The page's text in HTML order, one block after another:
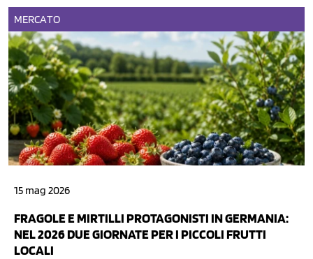
MERCATO
15 mag 2026
FRAGOLE E MIRTILLI PROTAGONISTI IN GERMANIA:
NEL 2026 DUE GIORNATE PER I PICCOLI FRUTTI
LOCALI